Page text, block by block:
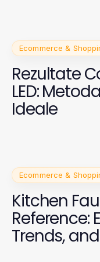
Ecommerce &
Rezultate
LED:
Ideale
Ecommerce &
Kitchen
Reference:
Trends,